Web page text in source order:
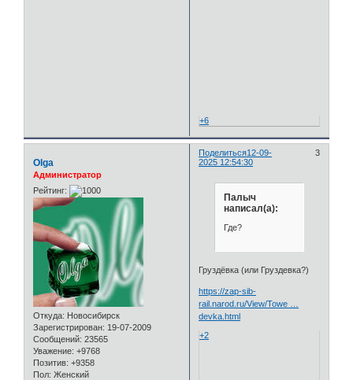
+6
Поделиться 3
12-09-
2025 12:54:30
Olga
Администратор
Рейтинг:
Откуда: Новосибирск
Зарегистрирован: 19-07-2009
Сообщений: 23565
Уважение: +9768
Позитив: +9358
Пол: Женский
Палыч
написал(а):
Где?
Груздёвка (или Груздевка?)
https://zap-sib-
rail.narod.ru/View/Towe …
devka.html
+2